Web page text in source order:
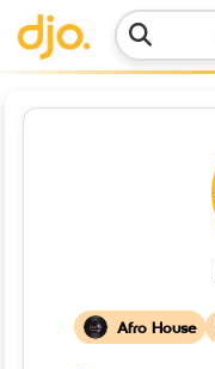
Menu
ma
demande
Afro House